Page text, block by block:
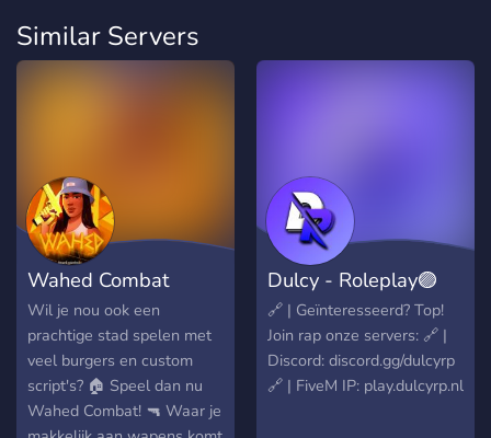
Similar Servers
Wahed Combat
Wil je nou ook een
prachtige stad spelen met
veel burgers en custom
script's? 🏠 Speel dan nu
Wahed Combat! 🔫 Waar je
Dulcy - Roleplay🟣
🔗 | Geïnteresseerd? Top!
Join rap onze servers: 🔗 |
Discord: discord.gg/dulcyrp
🔗 | FiveM IP: play.dulcyrp.nl